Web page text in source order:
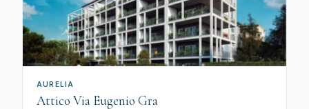
AURELIA
Attico Via Eugenio Gra